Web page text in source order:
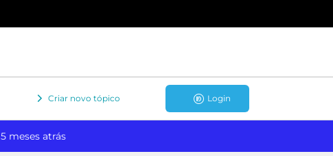
Criar novo tópico Login
5 meses atrás